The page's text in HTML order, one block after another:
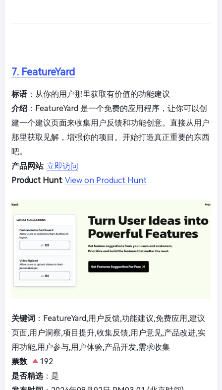
7. FeatureYard
标语：从你的用户那里获取有价值的功能建议
介绍 ：FeatureYard 是一个免费的应用程序，让你可以创
建一个建议页面来收集用户反馈和功能创意。直接从用户
那里获取见解，增强你的项目。开始打造真正重要的东西
吧。
产品网站: 立即访问
Product Hunt: View on Product Hunt
关键词 ：FeatureYard,用户反馈,功能建议,免费应用,建议
页面,用户洞察,项目提升,收集反馈,用户意见,产品改进,实
用功能,用户参与,用户体验,产品开发,需求收集
票数:
192
是否精选：是